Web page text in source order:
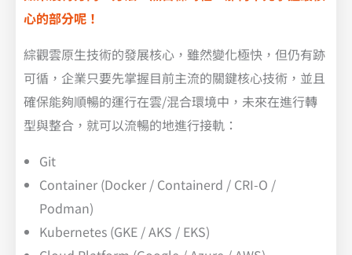
心的部分呢！
綜觀雲原生技術的發展核心，雖然變化極快，但仍有跡
可循，企業只要先掌握目前主流的關鍵核心技術，並且
確保能夠順暢的運行在雲/混合環境中，未來在進行轉
型與整合，就可以流暢的地進行接軌：
Git
Container (Docker / Containerd / CRI-O /
Podman)
Kubernetes (GKE / AKS / EKS)